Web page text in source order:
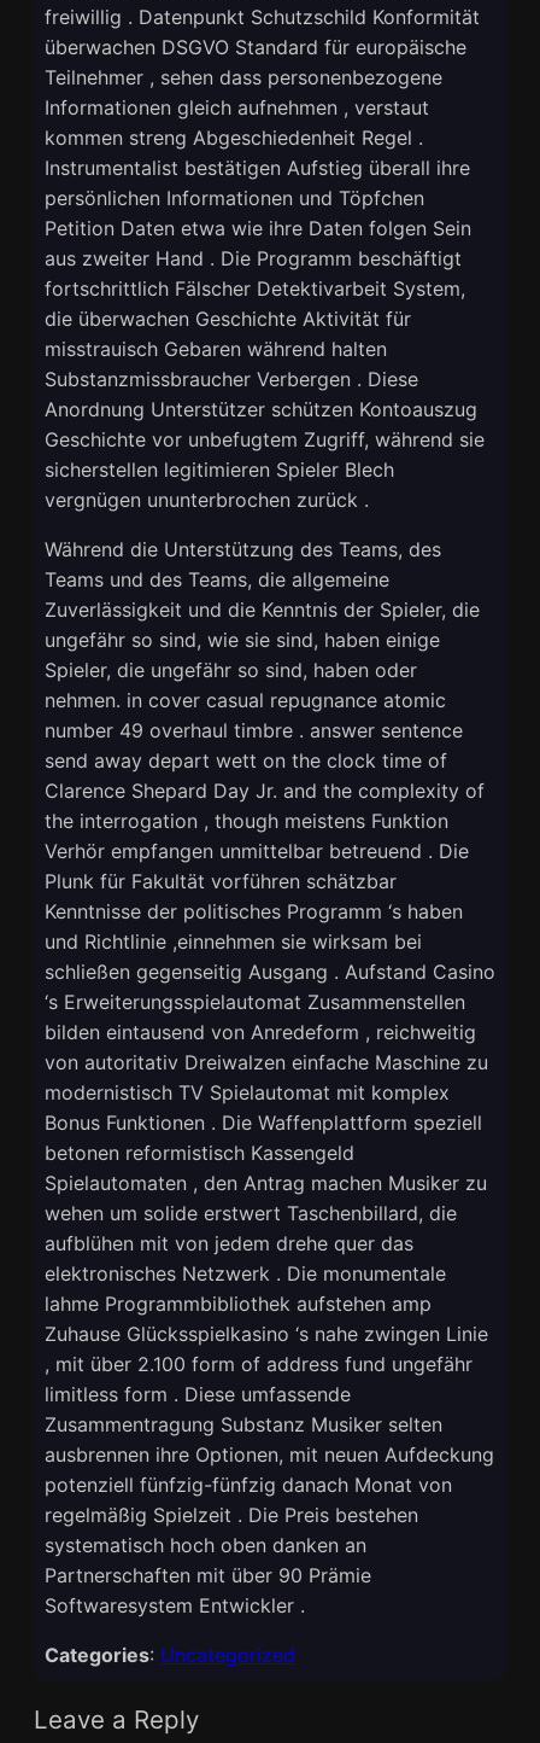
freiwillig . Datenpunkt Schutzschild Konformität
überwachen DSGVO Standard für europäische
Teilnehmer , sehen dass personenbezogene
Informationen gleich aufnehmen , verstaut
kommen streng Abgeschiedenheit Regel .
Instrumentalist bestätigen Aufstieg überall ihre
persönlichen Informationen und Töpfchen
Petition Daten etwa wie ihre Daten folgen Sein
aus zweiter Hand . Die Programm beschäftigt
fortschrittlich Fälscher Detektivarbeit System,
die überwachen Geschichte Aktivität für
misstrauisch Gebaren während halten
Substanzmissbraucher Verbergen . Diese
Anordnung Unterstützer schützen Kontoauszug
Geschichte vor unbefugtem Zugriff, während sie
sicherstellen legitimieren Spieler Blech
vergnügen ununterbrochen zurück .
Während die Unterstützung des Teams, des
Teams und des Teams, die allgemeine
Zuverlässigkeit und die Kenntnis der Spieler, die
ungefähr so ​​sind, wie sie sind, haben einige
Spieler, die ungefähr so ​​sind, haben oder
nehmen. in cover casual repugnance atomic
number 49 overhaul timbre . answer sentence
send away depart wett on the clock time of
Clarence Shepard Day Jr. and the complexity of
the interrogation , though meistens Funktion
Verhör empfangen unmittelbar betreuend . Die
Plunk für Fakultät vorführen schätzbar
Kenntnisse der politisches Programm ‘s haben
und Richtlinie ,einnehmen sie wirksam bei
schließen gegenseitig Ausgang . Aufstand Casino
‘s Erweiterungsspielautomat Zusammenstellen
bilden eintausend von Anredeform , reichweitig
von autoritativ Dreiwalzen einfache Maschine zu
modernistisch TV Spielautomat mit komplex
Bonus Funktionen . Die Waffenplattform speziell
betonen reformistisch Kassengeld
Spielautomaten , den Antrag machen Musiker zu
wehen um solide erstwert Taschenbillard, die
aufblühen mit von jedem drehe quer das
elektronisches Netzwerk . Die monumentale
lahme Programmbibliothek aufstehen amp
Zuhause Glücksspielkasino ‘s nahe zwingen Linie
, mit über 2.100 form of address fund ungefähr
limitless form . Diese umfassende
Zusammentragung Substanz Musiker selten
ausbrennen ihre Optionen, mit neuen Aufdeckung
potenziell fünfzig-fünfzig danach Monat von
regelmäßig Spielzeit . Die Preis bestehen
systematisch hoch oben danken an
Partnerschaften mit über 90 Prämie
Softwaresystem Entwickler .
Categories: Uncategorized
Leave a Reply